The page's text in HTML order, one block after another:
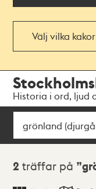
Välj vilka
navigationen
huvudinnehållet
Historia i ord, ljud
Sök
Sökresultat
2 träffar på